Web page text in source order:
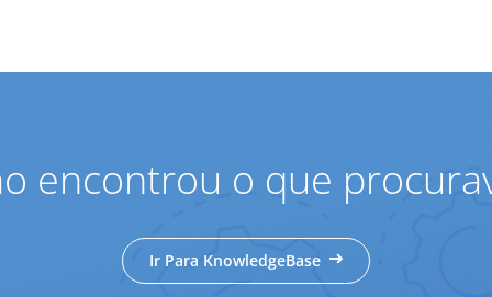
encontrou o que
Ir Para KnowledgeBase